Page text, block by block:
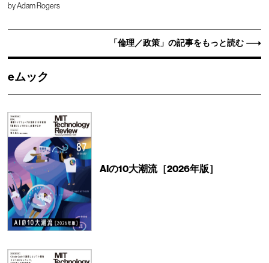
byAdam Rogers
「倫理／政策」の記事をもっと読む
eムック
AIの10大潮流［2026年版］